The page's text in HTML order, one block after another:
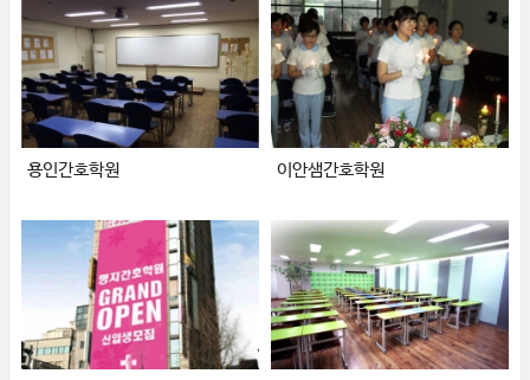
용인간호학원 이안샘간호학원